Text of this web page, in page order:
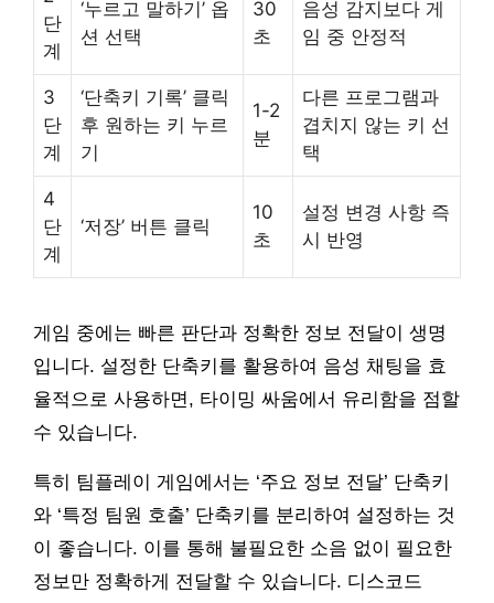
단
계
‘누르고 말하기’ 옵
션 선택
30
초
음성 감지보다 게
임 중 안정적
3
단
계
‘단축키 기록’ 클릭
후 원하는 키 누르
기
1-2
분
다른 프로그램과
겹치지 않는 키 선
택
4
단
계
‘저장’ 버튼 클릭
10
초
설정 변경 사항 즉
시 반영
게임 중에는 빠른 판단과 정확한 정보 전달이 생명
입니다. 설정한 단축키를 활용하여 음성 채팅을 효
율적으로 사용하면, 타이밍 싸움에서 유리함을 점할
수 있습니다.
특히 팀플레이 게임에서는 ‘주요 정보 전달’ 단축키
와 ‘특정 팀원 호출’ 단축키를 분리하여 설정하는 것
이 좋습니다. 이를 통해 불필요한 소음 없이 필요한
정보만 정확하게 전달할 수 있습니다. 디스코드